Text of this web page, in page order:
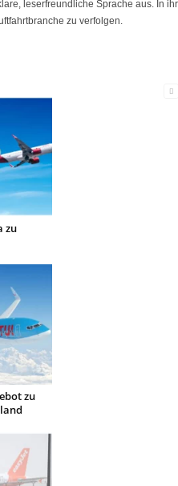
leserfreundliche Sprache aus. In
zu verfolgen.
zu
zu